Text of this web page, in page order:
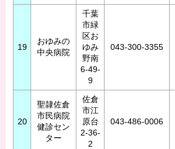
19
おゆみの
中央病院
千葉
市緑
区お
ゆみ
野南
6-49-
9
043-300-3355
20
聖隷佐倉
市民病院
健診セン
ター
佐倉
市江
原台
2-36-
2
043-486-0006